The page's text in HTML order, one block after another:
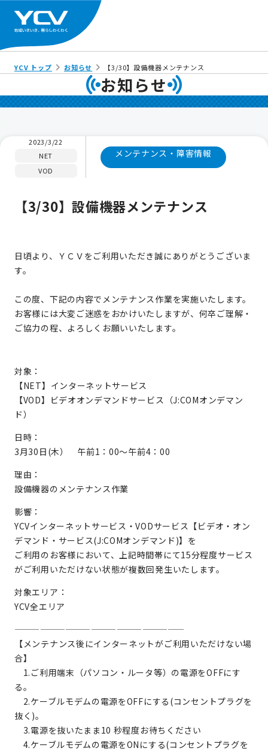
YCV トップ お知らせ 【3/30】設備機器メンテナンス
お知らせ
2023/3/22
NET
VOD
メンテナンス・障害情報
【3/30】設備機器メンテナンス
日頃より、ＹＣＶをご利用いただき誠にありがとうございま
す。
この度、下記の内容でメンテナンス作業を実施いたします。
お客様には大変ご迷惑をおかけいたしますが、何卒ご理解・
ご協力の程、よろしくお願いいたします。
対象：
【NET】インターネットサービス
【VOD】ビデオオンデマンドサービス（J:COMオンデマン
ド）
日時：
3月30日(木） 午前1：00～午前4：00
理由：
設備機器のメンテナンス作業
影響：
YCVインターネットサービス・VODサービス【ビデオ・オン
デマンド・サービス(J:COMオンデマンド)】を
ご利用のお客様において、上記時間帯にて15分程度サービス
がご利用いただけない状態が複数回発生いたします。
対象エリア：
YCV全エリア
————————————————————
【メンテナンス後にインターネットがご利用いただけない場
合】
1.ご利用端末（パソコン・ルータ等）の電源をOFFにす
る。
2.ケーブルモデムの電源をOFFにする(コンセントプラグを
抜く)。
3.電源を抜いたまま10 秒程度お待ちください
4.ケーブルモデムの電源をONにする(コンセントプラグを